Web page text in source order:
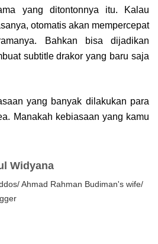
yang ditontonnya itu. Kalau
otomatis akan mempercepat
Bahkan bisa dijadikan
subtitle drakor yang baru saja
yang banyak dilakukan para
Manakah kebiasaan yang kamu
Widyana
Ahmad Rahman Budiman's wife/